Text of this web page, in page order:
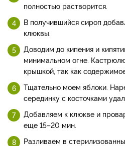
полностью растворится.
В получившийся сироп
клюквы.
Доводим до кипения и
минимальном огне.
крышкой, так как
Тщательно моем яблоки.
серединку с косточками
Добавляем к клюкве и
еще 15–20 мин.
Разливаем в